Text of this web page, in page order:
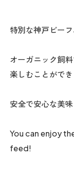
特別な神戸ビー
オーガニック飼
楽しむことができ
安全で安心な美
You can enjoy
feed!